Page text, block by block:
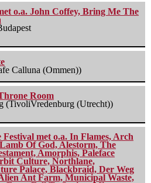
o.a. John Coffey, Bring Me The
Calluna (Ommen))
Room
(TivoliVredenburg (Utrecht))
Festival met o.a. In Flames, Arch
Of God, Alestorm, The
Amorphis, Paleface
Culture, Northlane,
Palace, Blackbraid, Der Weg
Ant Farm, Municipal Waste,